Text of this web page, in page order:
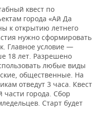
квест по
города «Ай Да
к открытию летнего
нужно сформировать
Главное условие —
18 лет. Разрешено
любые виды
общественные. На
отведут 3 часа. Квест
части города. Сбор
Старт будет